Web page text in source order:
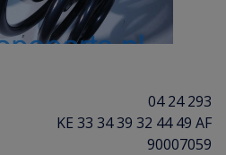
04 24 293
KE 33 34 39 32 44 49 AF
90007059